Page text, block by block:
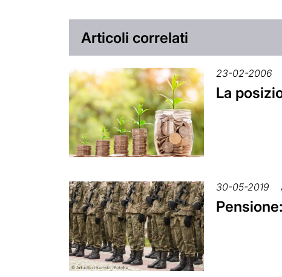
Articoli correlati
23-02-2006
La
30-05-2019